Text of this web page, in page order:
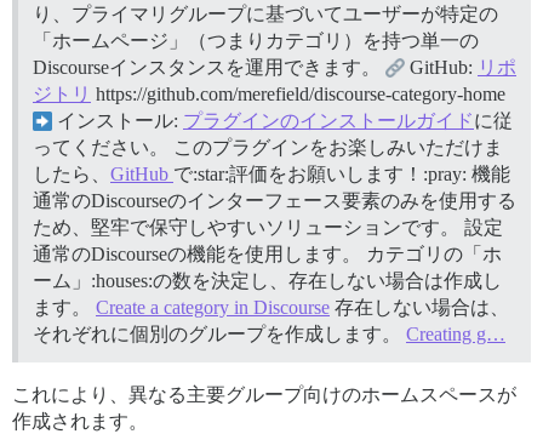
り、プライマリグループに基づいてユーザーが特定の
「ホームページ」（つまりカテゴリ）を持つ単一の
Discourseインスタンスを運用できます。
GitHub: リポ
ジトリ https://github.com/merefield/discourse-category-home
インストール: プラグインのインストールガイドに従
ってください。 このプラグインをお楽しみいただけま
したら、 GitHub で:star:評価をお願いします！:pray: 機能
通常のDiscourseのインターフェース要素のみを使用する
ため、堅牢で保守しやすいソリューションです。 設定
通常のDiscourseの機能を使用します。 カテゴリの「ホ
ーム」:houses:の数を決定し、存在しない場合は作成し
ます。 Create a category in Discourse 存在しない場合は、
それぞれに個別のグループを作成します。 Creating g…
これにより、異なる主要グループ向けのホームスペースが
作成されます。